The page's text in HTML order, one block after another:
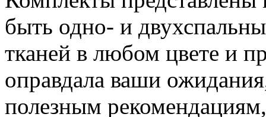
быть одно- и
тканей в любом цвете и
оправдала ваши
полезным